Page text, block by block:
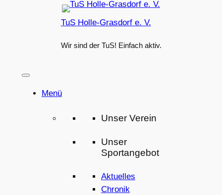
TuS Holle-Grasdorf e. V.
Wir sind der TuS! Einfach aktiv.
Menü
Unser Verein
Unser
Sportangebot
Aktuelles
Chronik